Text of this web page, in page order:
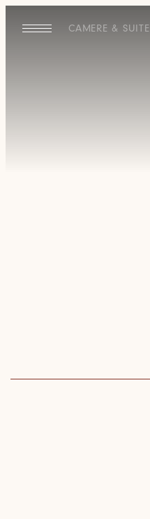
CAMERE & SUITE